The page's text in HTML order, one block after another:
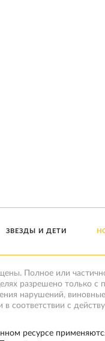
ЗВЕЗДЫ И ДЕТИ
Полное или
разрешено только с
нарушений,
в соответствии с
ресурсе